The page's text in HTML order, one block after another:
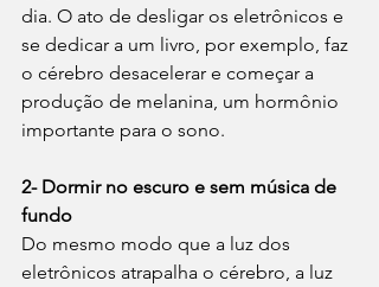
dia. O ato de desligar os eletrônicos e
se dedicar a um livro, por exemplo, faz
o cérebro desacelerar e começar a
produção de melanina, um hormônio
importante para o sono.
2- Dormir no escuro e sem música de
fundo
Do mesmo modo que a luz dos
eletrônicos atrapalha o cérebro, a luz